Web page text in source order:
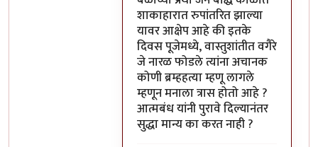
शाकाहारात रुपांतरित झाल्या
यावर आक्षेप आहे की इतके
दिवस पूजेमध्ये, वास्तुशांतीत वगैरे
जे नारळ फोडले त्यांना अचानक
कोणी ब्रम्हहत्या म्हणू लागले
म्हणून मनाला त्रास होतो आहे ?
आत्मबंध यांनी पुरावे दिल्यानंतर
सुद्धा मान्य का करत नाही ?